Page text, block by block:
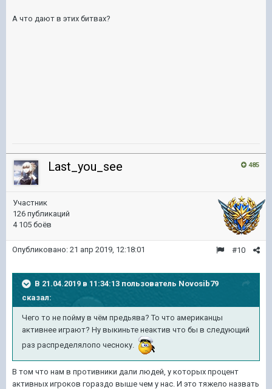
А что дают в этих битвах?
485
Last_you_see
Участник
126 публикаций
4 105 боёв
#10
Опубликовано: 21 апр 2019, 12:18:01
В 21.04.2019 в 11:34:13 пользователь Novosib79
сказал:
Чего то не пойму в чём предьява? То что американцы
активнее играют? Ну выкиньте неактив что бы в следующий
раз распределялопо чесноку.
В том что нам в противники дали людей, у которых процент
активных игроков гораздо выше чем у нас. И это тяжело назвать